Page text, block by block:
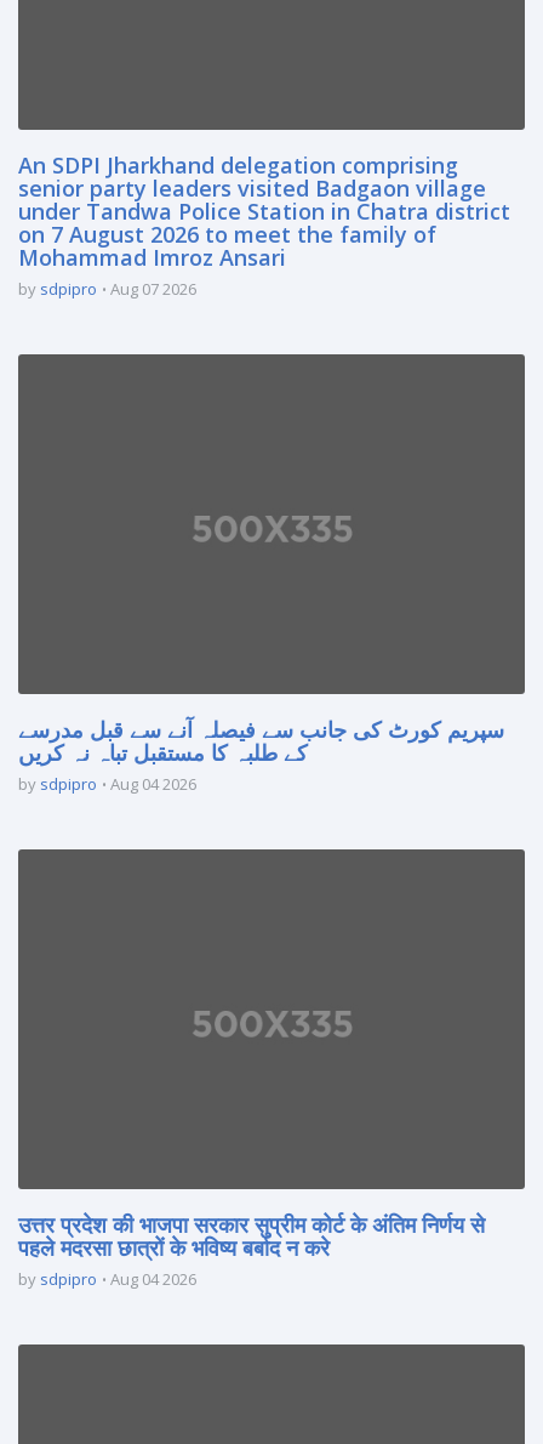
An SDPI Jharkhand delegation comprising
senior party leaders visited Badgaon village
under Tandwa Police Station in Chatra district
on 7 August 2026 to meet the family of
Mohammad Imroz Ansari
by sdpipro Aug 07 2026
سپریم کورٹ کی جانب سے فیصلہ آنے سے قبل مدرسے
کے طلبہ کا مستقبل تباہ نہ کریں
by sdpipro Aug 04 2026
उत्तर प्रदेश की भाजपा सरकार सुप्रीम कोर्ट के अंतिम निर्णय से
पहले मदरसा छात्रों के भविष्य बर्बाद न करे
by sdpipro Aug 04 2026